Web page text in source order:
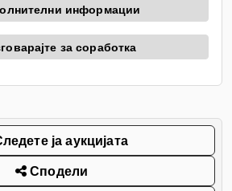
информации
за соработка
ја аукцијата
Сподели